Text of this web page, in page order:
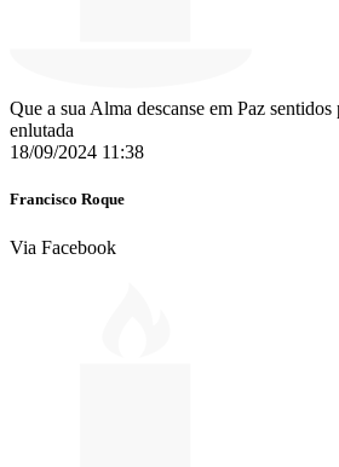
Que a sua Alma descanse em Paz sentidos
enlutada ️
18/09/2024 11:38
Francisco Roque
Via Facebook